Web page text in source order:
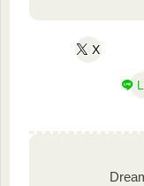
X